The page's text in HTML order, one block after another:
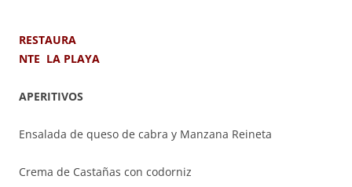
RESTAURA
NTE LA PLAYA
APERITIVOS
Ensalada de queso de cabra y Manzana Reineta
Crema de Castañas con codorniz